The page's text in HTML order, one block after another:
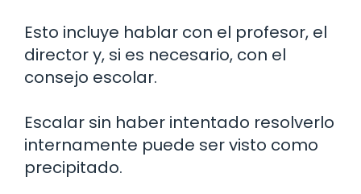
Esto incluye hablar con el profesor, el
director y, si es necesario, con el
consejo escolar.
Escalar sin haber intentado resolverlo
internamente puede ser visto como
precipitado.